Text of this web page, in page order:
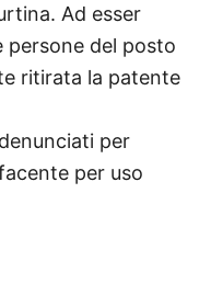
Ad esser
persone del posto
ritirata la patente
per
per uso